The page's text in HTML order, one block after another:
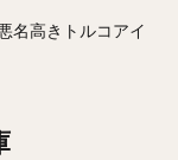
名高きトルコアイ